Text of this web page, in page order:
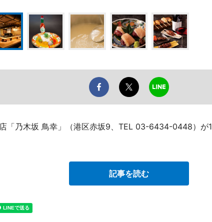
「乃木坂 鳥幸」（港区赤坂9、TEL 03-6434-0448）が
記事を読む